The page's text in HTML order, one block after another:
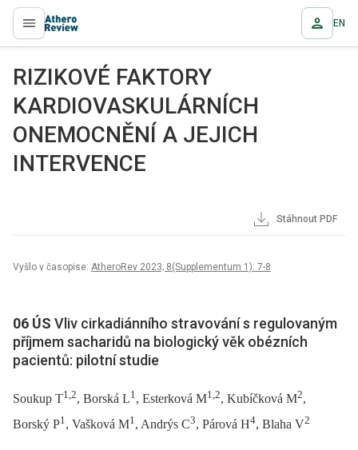
proLékaře.cz EN
RIZIKOVÉ FAKTORY
KARDIOVASKULÁRNÍCH
ONEMOCNĚNÍ A JEJICH
INTERVENCE
Stáhnout PDF
Vyšlo v časopise: AtheroRev 2023; 8(Supplementum 1): 7-8
06 ÚS Vliv cirkadiánního stravování s regulovaným
příjmem sacharidů na biologický věk obézních
pacientů: pilotní studie
Soukup T1,2, Borská L1, Esterková M1,2, Kubíčková M2,
Borský P1 , Vašková M1 , Andrýs C3, Párová H4, Blaha V2